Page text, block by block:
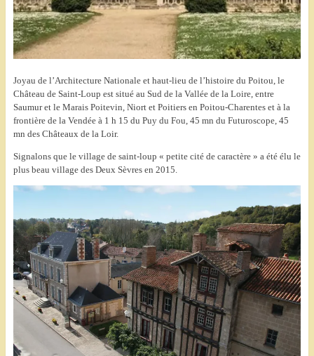
Joyau de l’Architecture Nationale et haut-lieu de l’histoire du Poitou, le
Château de Saint-Loup est situé au Sud de la Vallée de la Loire, entre
Saumur et le Marais Poitevin, Niort et Poitiers en Poitou-Charentes et à la
frontière de la Vendée à 1 h 15 du Puy du Fou, 45 mn du Futuroscope, 45
mn des Châteaux de la Loir.
Signalons que le village de saint-loup « petite cité de caractère » a été élu le
plus beau village des Deux Sèvres en 2015.